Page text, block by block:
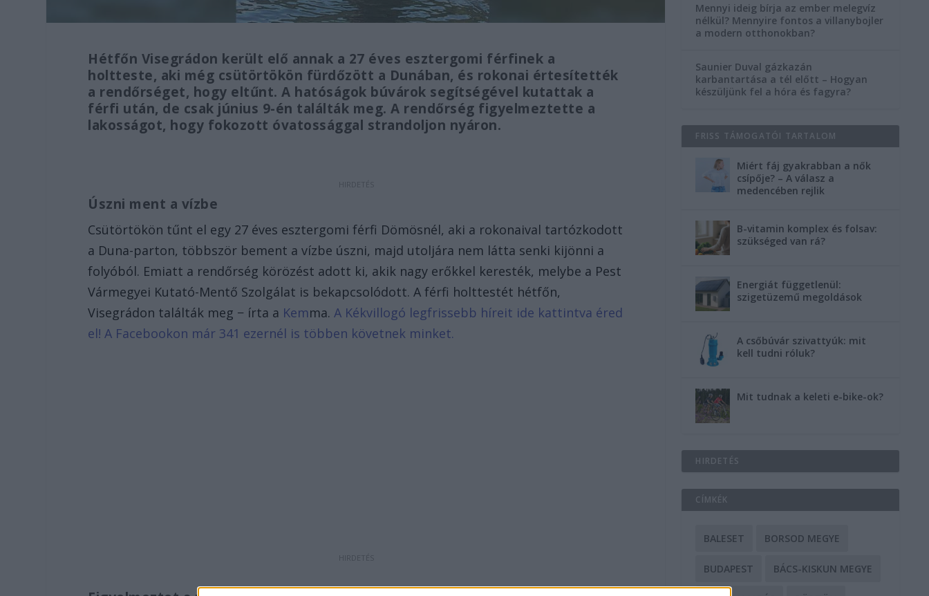
Hétfőn Visegrádon került elő annak a 27 éves esztergomi férfinek a
holtteste, aki még csütörtökön fürdőzött a Dunában, és rokonai értesítették
a rendőrséget, hogy eltűnt. A hatóságok búvárok segítségével kutattak a
férfi után, de csak június 9-én találták meg. A rendőrség figyelmeztette a
lakosságot, hogy fokozott óvatossággal strandoljon nyáron.
Úszni ment a vízbe
Csütörtökön tűnt el egy 27 éves esztergomi férfi Dömösnél, aki a rokonaival tartózkodott
a Duna-parton, többször bement a vízbe úszni, majd utoljára nem látta senki kijönni a
folyóból. Emiatt a rendőrség körözést adott ki, akik nagy erőkkel keresték, melybe a Pest
Vármegyei Kutató-Mentő Szolgálat is bekapcsolódott. A férfi holttestét hétfőn,
Visegrádon találták meg − írta a Kemma.A Kékvillogó legfrissebb híreit ide kattintva éred
el! A Facebookon már 341 ezernél is többen követnek minket.
Mennyi ideig bírja az ember melegvíz
nélkül? Mennyire fontos a villanybojler
a modern otthonokban?
Saunier Duval gázkazán
karbantartása a tél előtt – Hogyan
készüljünk fel a hóra és fagyra?
FRISS TÁMOGATÓI TARTALOM
Miért fáj gyakrabban a nők
csípője? – A válasz a
medencében rejlik
B-vitamin komplex és folsav:
szükséged van rá?
Energiát függetlenül:
szigetüzemű megoldások
A csőbúvár szivattyúk: mit
kell tudni róluk?
Mit tudnak a keleti e-bike-ok?
HIRDETÉS
CÍMKÉK
BALESET BORSOD MEGYE
BUDAPEST BÁCS-KISKUN MEGYE